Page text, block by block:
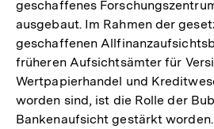
geschaffenes
ausgebaut. Im Rahmen der
geschaffenen
früheren Aufsichtsämter für
Wertpapierhandel und
worden sind, ist die Rolle der
Bankenaufsicht gestärkt worden.